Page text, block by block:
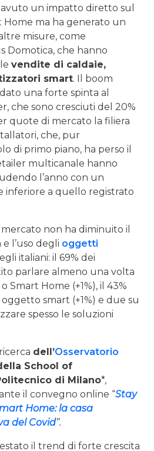
un impatto diretto sul
ma ha generato un
misure, come
Domotica, che hanno
vendite di caldaie,
smart. Il boom
una forte spinta al
che sono cresciuti del 20%
quote di mercato la filiera
che, pur
di primo piano, ha perso il
multicanale hanno
l’anno con un
a quello registrato
non ha diminuito il
l’uso degli oggetti
italiani: il 69% dei
parlare almeno una volta
Smart Home (+1%), il 43%
smart (+1%) e due su
spesso le soluzioni
dell’Osservatorio
School of
di Milano*,
il convegno online “Stay
Home: la casa
del Covid”.
il trend di forte crescita